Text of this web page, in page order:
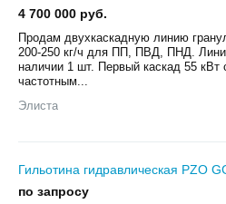
4 700 000 руб.
Продам двухкаскадную линию
200-250 кг/ч для ПП, ПВД, ПНД.
наличии 1 шт. Первый каскад 55 кВт
частотным...
Элиста
Гильотина гидравлическая PZO
по запросу